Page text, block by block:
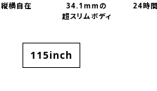
縦横自在
34.1mmの
超スリムボディ
24時
115inch